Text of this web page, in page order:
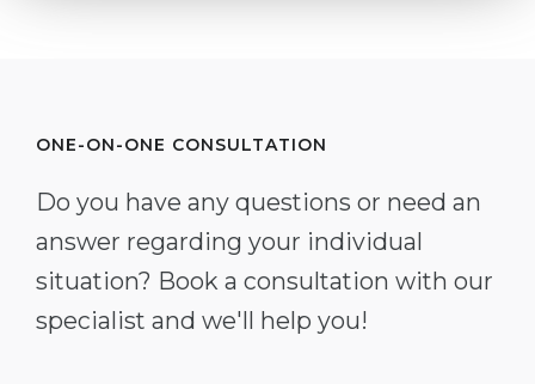
ONE-ON-ONE CONSULTATION
Do you have any questions or need an
answer regarding your individual
situation? Book a consultation with our
specialist and we'll help you!